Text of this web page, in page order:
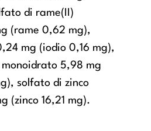
di rame(II)
(rame 0,62 mg),
mg (iodio 0,16 mg),
5,98 mg
solfato di zinco
(zinco 16,21 mg).